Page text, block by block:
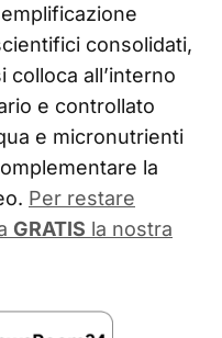
consolidati,
all’interno
e controllato
e micronutrienti
la
Per restare
GRATIS la nostra